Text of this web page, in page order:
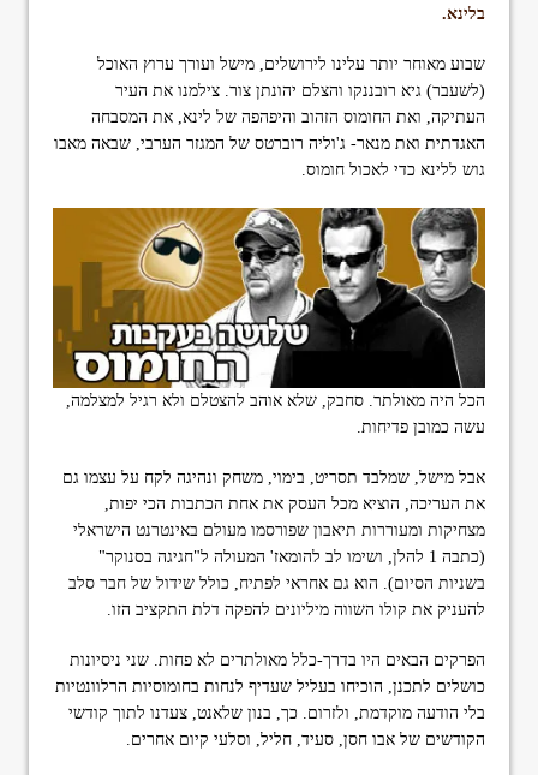
format_underlined הוסף קו תחתון לקישורים
font_download סמן קישורים
ל
פ
ת
כ
ל
ה
א
פ
ש
ו
י
cached
בלינא.
שבוע מאוחר יותר עלינו לירושלים, מישל ועורך ערוץ האוכל
(לשעבר) גיא רובננקו והצלם יהונתן צור. צילמנו את העיר
העתיקה, ואת החומוס הזהוב והיפהפה של לינא, את המסבחה
האגדתית ואת מנאר- ג'וליה רוברטס של המגזר הערבי, שבאה מאבו
גוש ללינא כדי לאכול חומוס.
הכל היה מאולתר. סחבק, שלא אוהב להצטלם ולא רגיל למצלמה,
עשה כמובן פדיחות.
אבל מישל, שמלבד תסריט, בימוי, משחק ונהיגה לקח על עצמו גם
את העריכה, הוציא מכל העסק את אחת הכתבות הכי יפות,
מצחיקות ומעוררות תיאבון שפורסמו מעולם באינטרנט הישראלי
(כתבה 1 להלן, ושימו לב להומאז' המעולה ל"חגיגה בסנוקר"
בשניות הסיום). הוא גם אחראי לפתיח, כולל שידול של חבר סלב
להעניק את קולו השווה מיליונים להפקה דלת התקציב הזו.
הפרקים הבאים היו בדרך-כלל מאולתרים לא פחות. שני ניסיונות
כושלים לתכנן, הוכיחו בעליל שעדיף לנחות בחומוסיות הרלוונטיות
בלי הודעה מוקדמת, ולזרום. כך, בנון שלאנט, צעדנו לתוך קודשי
הקודשים של אבו חסן, סעיד, חליל, וסלעי קיום אחרים.